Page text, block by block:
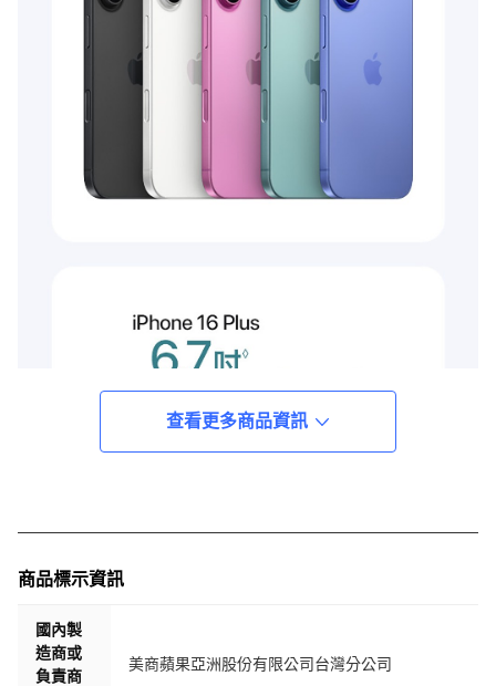
查看更多商品資訊
商品標示資訊
國內製
造商或
負責商
美商蘋果亞洲股份有限公司台灣分公司